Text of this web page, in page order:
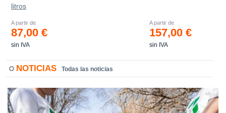
litros
A partir de
87,00 €
sin IVA
A partir de
157,00 €
sin IVA
NOTICIAS Todas las noticias